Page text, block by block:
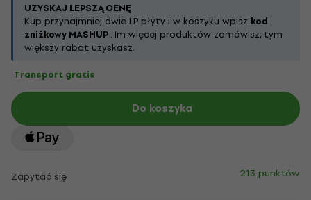
UZYSKAJ LEPSZĄ CENĘ
Kup przynajmniej dwie LP płyty i w koszyku wpisz kod
zniżkowy MASHUP. Im więcej produktów zamówisz, tym
większy rabat uzyskasz.
Transport gratis
Do koszyka
Zapytać się 213 punktów